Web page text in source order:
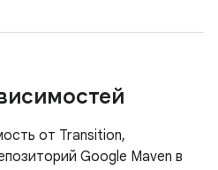
от Transition,
Google Maven в